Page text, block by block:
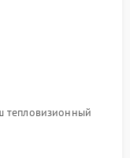
тепловизионный